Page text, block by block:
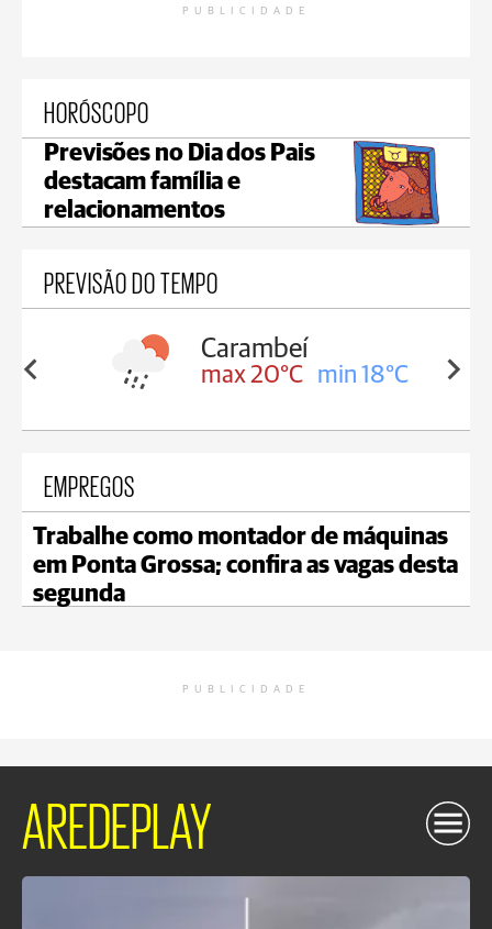
PUBLICIDADE
HORÓSCOPO
Previsões no Dia dos Pais
destacam família e
relacionamentos
PREVISÃO DO TEMPO
18°C
Carambeí
max 20°C min 18°C
EMPREGOS
Trabalhe como montador de máquinas
em Ponta Grossa; confira as vagas desta
segunda
PUBLICIDADE
AREDEPLAY